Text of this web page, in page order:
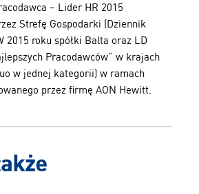
– Lider HR 2015
Strefę Gospodarki (Dziennik
2015 roku spółki Balta oraz LD
Pracodawców” w krajach
w jednej kategorii) w ramach
przez firmę AON Hewitt.